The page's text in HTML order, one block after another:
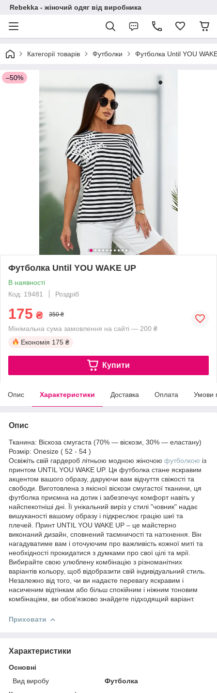
Rebekka - жіночий одяг від виробника
Категорії товарів Футболки Футболка Until YOU
–50%
Футболка Until YOU WAKE UP
В наявності
Код: 19481
Роздріб
175 ₴ 350 ₴
Мінімальна сума замовлення на сайті — 200 ₴
Економія 175 ₴
Купити
Опис Характеристики Доставка Оплата Умови
Опис
Тканина: Віскоза смугаста (70% — віскози, 30% — еластану)
Розмір: Onesize ( 52 - 54 )
Освіжіть свій гардероб літньою модною жіночою футболкою із
принтом UNTIL YOU WAKE UP. Ця футболка стане яскравим
акцентом вашого образу, даруючи вам відчуття свіжості та
свободи. Виготовлена з якісної віскози смугастої тканини, ця
футболка приємна на дотик і забезпечує комфорт навіть у
найспекотніші дні. Її унікальний виріз у стилі "човник" надає
вишуканості вашому образу і підкреслює грацію шиї та
плечей. Принт UNTIL YOU WAKE UP – це майстерно
виконаний дизайн, сповнений таємничості та натхнення. Він
нагадуватиме вам і оточуючим про важливість кожної миті та
необхідності прокидатися з думками про свої цілі та мрії.
Вибирайте свою улюблену комбінацію з різноманітних
варіантів кольору, щоб відобразити свій індивідуальний стиль.
Незалежно від того, чи ви надаєте перевагу яскравим і
насиченим відтінкам або більш спокійним і ніжним тоновим
комбінаціям, ви обов'язково знайдете підходящий варіант.
Приховати
Характеристики
Основні
Вид виробу
Футболка